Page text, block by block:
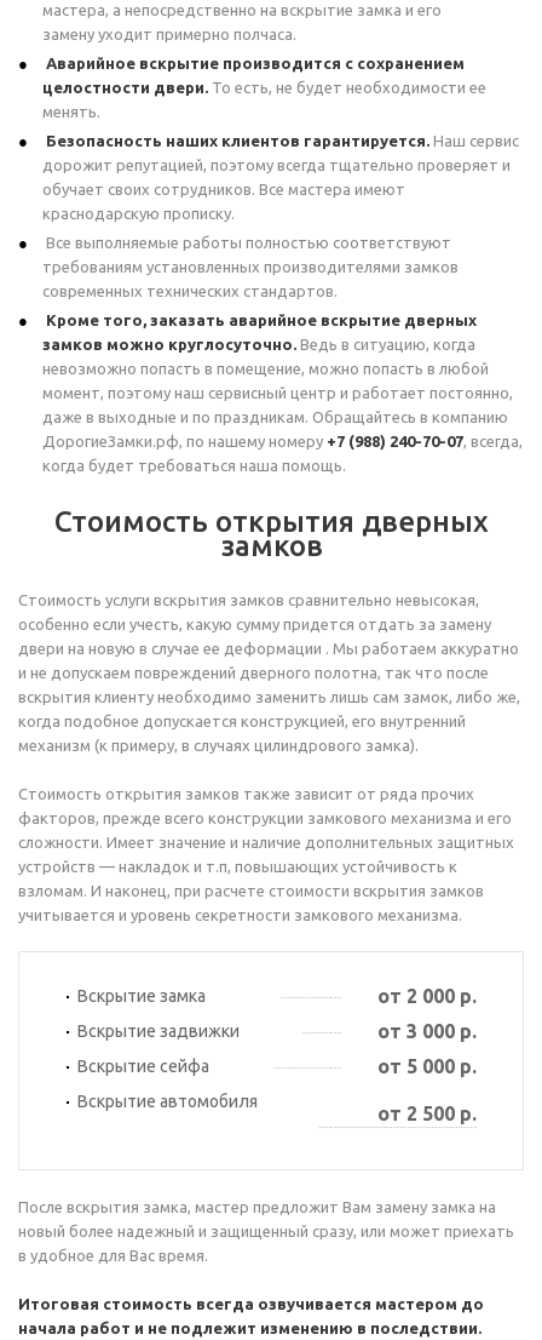
мастера, а непосредственно на вскрытие замка и его
замену уходит примерно полчаса.
Аварийное вскрытие производится с сохранением
целостности двери. То есть, не будет необходимости ее
менять.
Безопасность наших клиентов гарантируется. Наш сервис
дорожит репутацией, поэтому всегда тщательно проверяет и
обучает своих сотрудников. Все мастера имеют
краснодарскую прописку.
Все выполняемые работы полностью соответствуют
требованиям установленных производителями замков
современных технических стандартов.
Кроме того, заказать аварийное вскрытие дверных
замков можно круглосуточно. Ведь в ситуацию, когда
невозможно попасть в помещение, можно попасть в любой
момент, поэтому наш сервисный центр и работает постоянно,
даже в выходные и по праздникам. Обращайтесь в компанию
ДорогиеЗамки.рф, по нашему номеру +7 (988) 240-70-07, всегда,
когда будет требоваться наша помощь.
Стоимость открытия дверных
замков
Стоимость услуги вскрытия замков сравнительно невысокая,
особенно если учесть, какую сумму придется отдать за замену
двери на новую в случае ее деформации . Мы работаем аккуратно
и не допускаем повреждений дверного полотна, так что после
вскрытия клиенту необходимо заменить лишь сам замок, либо же,
когда подобное допускается конструкцией, его внутренний
механизм (к примеру, в случаях цилиндрового замка).
Стоимость открытия замков также зависит от ряда прочих
факторов, прежде всего конструкции замкового механизма и его
сложности. Имеет значение и наличие дополнительных защитных
устройств — накладок и т.п, повышающих устойчивость к
взломам. И наконец, при расчете стоимости вскрытия замков
учитывается и уровень секретности замкового механизма.
Вскрытие замка от 2 000 р.
Вскрытие задвижки от 3 000 р.
Вскрытие сейфа от 5 000 р.
Вскрытие автомобиля
от 2 500 р.
После вскрытия замка, мастер предложит Вам замену замка на
новый более надежный и защищенный сразу, или может приехать
в удобное для Вас время.
Итоговая стоимость всегда озвучивается мастером до
начала работ и не подлежит изменению в последствии.